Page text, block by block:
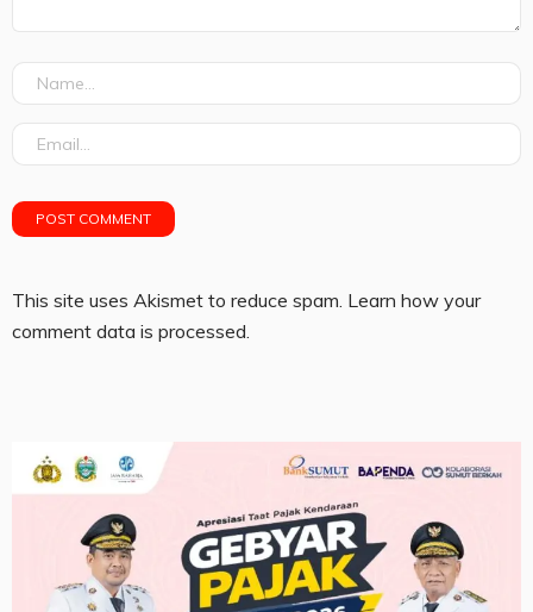
This site uses Akismet to reduce spam. Learn how your
comment data is processed.